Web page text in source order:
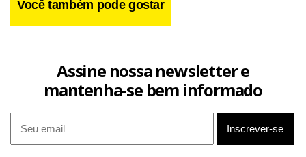
Você também pode gostar
Assine nossa newsletter e
mantenha-se bem informado